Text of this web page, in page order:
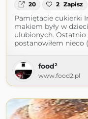
20 2 Zapisz
Pamiętacie cukierki
makiem były w
ulubionych.
postanowiłem nieco
food²
www.food2.pl